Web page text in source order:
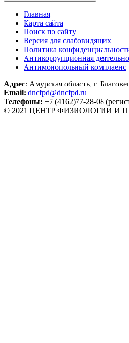
Главная
Карта сайта
Поиск по сайту
Версия для слабовидящих
Политика
Антикоррупционная
Антимонопольный комплаенс
Адрес: Амурская область, г.
Email: dncfpd@dncfpd.ru
Телефоны: +7 (4162)77-28-08
© 2021 ЦЕНТР ФИЗИОЛОГИИ И